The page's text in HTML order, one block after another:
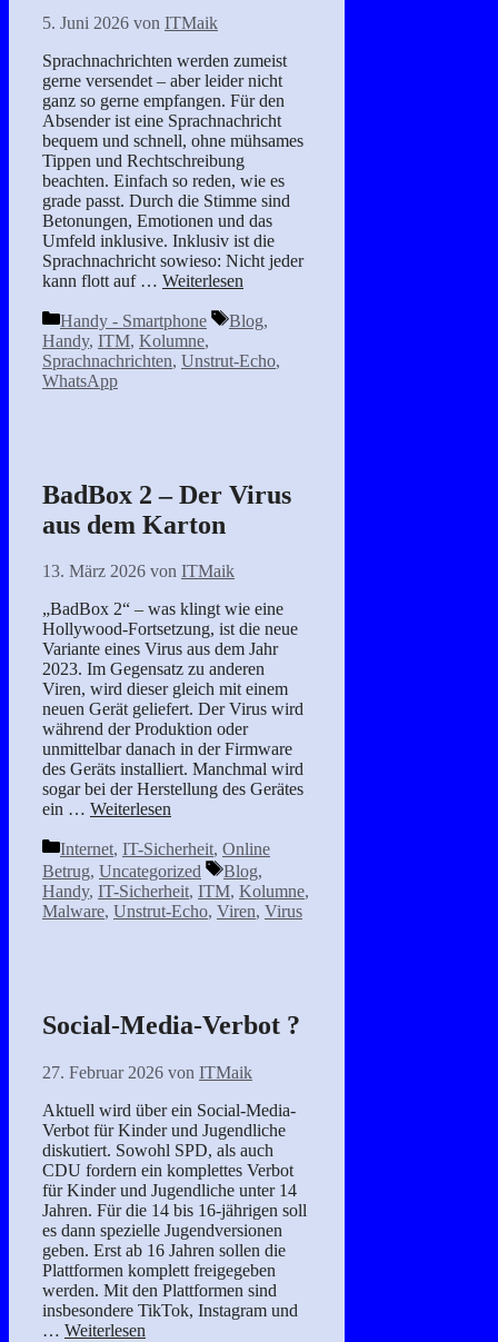
5. Juni 2026 von ITMaik
Sprachnachrichten werden zumeist
gerne versendet – aber leider nicht
ganz so gerne empfangen. Für den
Absender ist eine Sprachnachricht
bequem und schnell, ohne mühsames
Tippen und Rechtschreibung
beachten. Einfach so reden, wie es
grade passt. Durch die Stimme sind
Betonungen, Emotionen und das
Umfeld inklusive. Inklusiv ist die
Sprachnachricht sowieso: Nicht jeder
kann flott auf … Weiterlesen
Kategorien
Handy - Smartphone Schlagwörter
Blog,
Handy, ITM, Kolumne,
Sprachnachrichten, Unstrut-Echo,
WhatsApp
BadBox 2 – Der Virus
aus dem Karton
13. März 2026 von ITMaik
„BadBox 2“ – was klingt wie eine
Hollywood-Fortsetzung, ist die neue
Variante eines Virus aus dem Jahr
2023. Im Gegensatz zu anderen
Viren, wird dieser gleich mit einem
neuen Gerät geliefert. Der Virus wird
während der Produktion oder
unmittelbar danach in der Firmware
des Geräts installiert. Manchmal wird
sogar bei der Herstellung des Gerätes
ein … Weiterlesen
Kategorien
Internet, IT-Sicherheit, Online
Betrug, Uncategorized Schlagwörter
Blog,
Handy, IT-Sicherheit, ITM, Kolumne,
Malware, Unstrut-Echo, Viren, Virus
Social-Media-Verbot ?
27. Februar 2026 von ITMaik
Aktuell wird über ein Social-Media-
Verbot für Kinder und Jugendliche
diskutiert. Sowohl SPD, als auch
CDU fordern ein komplettes Verbot
für Kinder und Jugendliche unter 14
Jahren. Für die 14 bis 16-jährigen soll
es dann spezielle Jugendversionen
geben. Erst ab 16 Jahren sollen die
Plattformen komplett freigegeben
werden. Mit den Plattformen sind
insbesondere TikTok, Instagram und
… Weiterlesen